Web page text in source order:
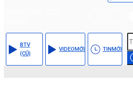
BTV
(CŨ)
VIDEOMỚI TINMỚI